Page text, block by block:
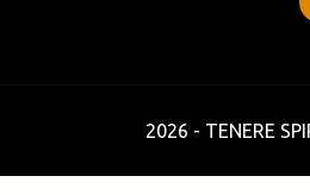
2026 - TENERE